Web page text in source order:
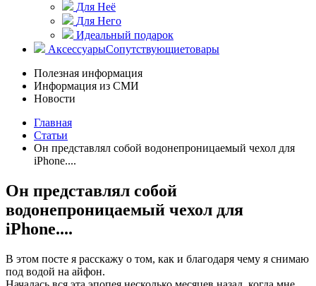
Для Неё
Для Него
Идеальный подарок
АксессуарыСопутствующиетовары
Полезная информация
Информация из СМИ
Новости
Главная
Статьи
Он представлял собой водонепроницаемый чехол для
iPhone....
Он представлял собой
водонепроницаемый чехол для
iPhone....
В этом посте я расскажу о том, как и благодаря чему я снимаю
под водой на айфон.